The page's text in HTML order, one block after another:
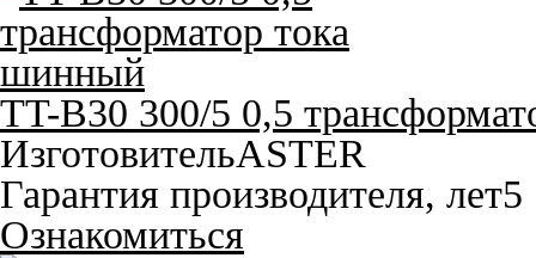
TT-B30 300/5 0,5
ИзготовительASTER
Гарантия производителя, лет5
Ознакомиться